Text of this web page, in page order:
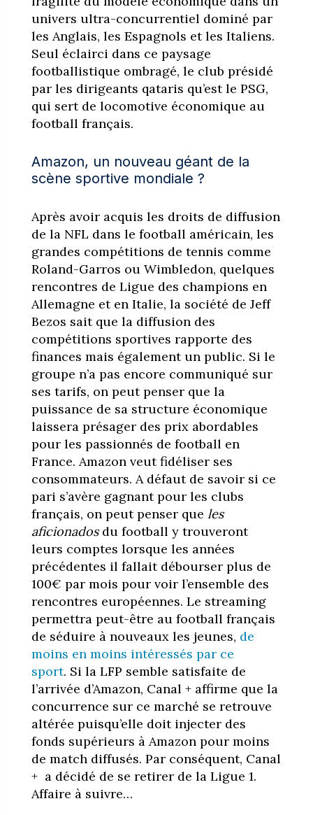
univers ultra-concurrentiel dominé par
les Anglais, les Espagnols et les Italiens.
Seul éclairci dans ce paysage
footballistique ombragé, le club présidé
par les dirigeants qataris qu’est le PSG,
qui sert de locomotive économique au
football français.
Amazon, un nouveau géant de la
scène sportive mondiale ?
Après avoir acquis les droits de diffusion
de la NFL dans le football américain, les
grandes compétitions de tennis comme
Roland-Garros ou Wimbledon, quelques
rencontres de Ligue des champions en
Allemagne et en Italie, la société de Jeff
Bezos sait que la diffusion des
compétitions sportives rapporte des
finances mais également un public. Si le
groupe n’a pas encore communiqué sur
ses tarifs, on peut penser que la
puissance de sa structure économique
laissera présager des prix abordables
pour les passionnés de football en
France. Amazon veut fidéliser ses
consommateurs. A défaut de savoir si ce
pari s’avère gagnant pour les clubs
français, on peut penser que les
aficionadosdu football y trouveront
leurs comptes lorsque les années
précédentes il fallait débourser plus de
100€ par mois pour voir l’ensemble des
rencontres européennes. Le streaming
permettra peut-être au football français
de séduire à nouveaux les jeunes, de
moins en moins intéressés par ce
sport. Si la LFP semble satisfaite de
l’arrivée d’Amazon, Canal + affirme que la
concurrence sur ce marché se retrouve
altérée puisqu’elle doit injecter des
fonds supérieurs à Amazon pour moins
de match diffusés. Par conséquent, Canal
+ a décidé de se retirer de la Ligue 1.
Affaire à suivre…